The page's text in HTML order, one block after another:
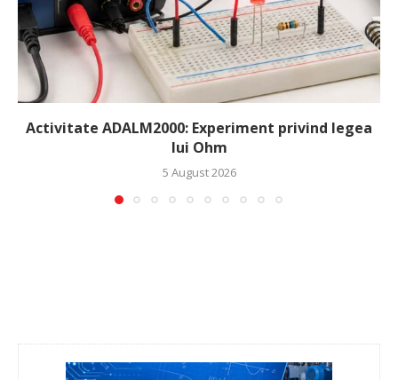
Activitate ADALM2000: Experiment privind legea
lui Ohm
5 August 2026